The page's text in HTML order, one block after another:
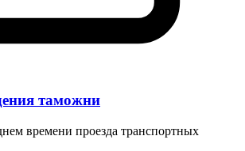
таможни
времени проезда транспортных